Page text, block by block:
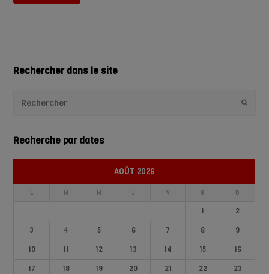
Rechercher dans le site
Recherche par dates
AOÛT 2026
L M M J V S D
1
2
3
4 5 6 7 8
9
10
11 12 13 14 15
16
17
18 19 20 21 22
23